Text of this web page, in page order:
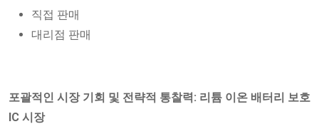
직접 판매
대리점 판매
포괄적인 시장 기회 및 전략적 통찰력: 리튬 이온 배터리 보호
IC 시장